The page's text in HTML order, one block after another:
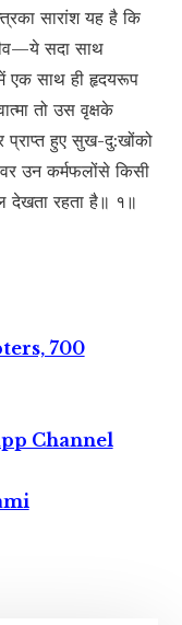
सारांश यह है कि
सदा साथ
एक साथ ही हृदयरूप
तो उस वृक्षके
प्राप्त हुए सुख-दु:खोंको
उन कर्मफलोंसे किसी
देखता रहता है॥ १॥
700
Channel